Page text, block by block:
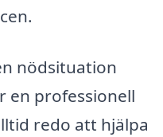
nödsituation
en professionell
redo att hjälpa